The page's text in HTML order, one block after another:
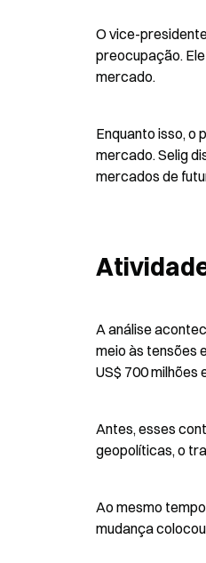
O vice-
preocupação.
mercado.
Enquanto isso, o
mercado. Selig
mercados de
A análise
meio às tensões
US$ 700 milhões
Antes, esses
geopolíticas, o
Ao mesmo
mudança